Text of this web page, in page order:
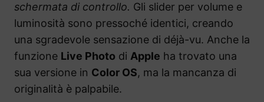
schermata di controllo. Gli slider per volume e
luminosità sono pressoché identici, creando
una sgradevole sensazione di déjà-vu. Anche la
funzione Live Photo di Apple ha trovato una
sua versione in Color OS, ma la mancanza di
originalità è palpabile.